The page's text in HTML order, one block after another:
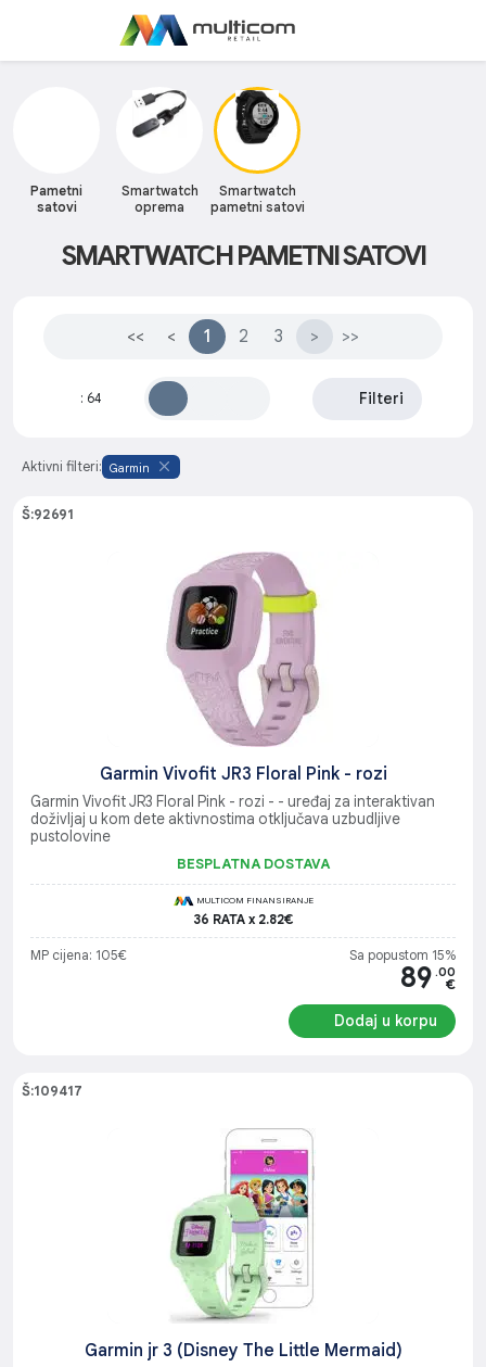
Pametni
satovi
Smartwatch
oprema
Smartwatch
pametni satovi
SMARTWATCH PAMETNI SATOVI
<< < 1 2 3 > >>
: 64 Filteri
Aktivni filteri: Garmin
Š:92691
Garmin Vivofit JR3 Floral Pink - rozi
Garmin Vivofit JR3 Floral Pink - rozi - - uređaj za interaktivan
doživljaj u kom dete aktivnostima otključava uzbudljive
pustolovine
BESPLATNA DOSTAVA
MULTICOM FINANSIRANJE
36 RATA x 2.82€
MP cijena: 105€ Sa popustom 15%
89 .00
€
Dodaj u korpu
Š:109417
Garmin jr 3 (Disney The Little Mermaid)